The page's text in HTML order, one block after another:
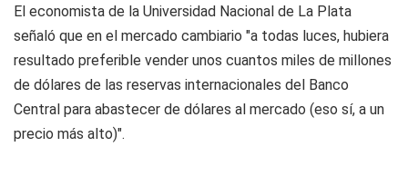
El economista de la Universidad Nacional de La Plata
señaló que en el mercado cambiario "a todas luces, hubiera
resultado preferible vender unos cuantos miles de millones
de dólares de las reservas internacionales del Banco
Central para abastecer de dólares al mercado (eso sí, a un
precio más alto)".